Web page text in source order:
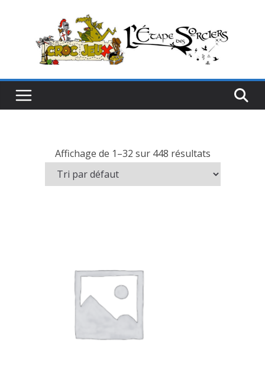
contenu
Affichage de 1–32 sur 448 résultats